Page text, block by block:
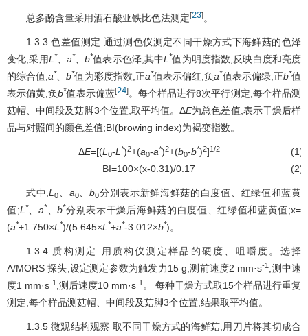
总多酚含量采用酒石酸亚铁比色法测定[23]。
1.3.3 色差值测定 通过测色仪测定不同干燥方式下海鲜菇的色泽
变化,采用L *、 a*、b*值表示色泽,其中L *值为明度指数,反映白度和亮度
的综合值;a* 、b*值为彩度指数,正a*值表示偏红,负a*值表示偏绿,正b*值
表示偏黄,负b*值表示偏蓝[24]。每个样品进行8次平行测定,每个样品测
菇帽、中间段及菇脚3个位置,取平均值。ΔE为总色差值,表示干燥后样
品与对照间的颜色差值;BI(browing index)为褐变指数。
ΔE=[(L 0-L *)2+(a0-a*)2+(b0-b*)2]1/2
(1)
BI=100×(x-0.31)/0.17
(2)
式中,L0 a0、b0分别表示新鲜海鲜菇的白度值、红绿值和蓝黄
值;L *、a* 、b*分别表示干燥后海鲜菇的白度值、红绿值和蓝黄值;x=
(a*+1.750×L *)/(5.645×L *+a*-3.012×b*)。
1.3.4 质构测定 用质构仪测定样品的硬度、咀嚼度。选择
A/MORS 探头,设定测定参数为触发力15 g,测前速度2 mm·s-1 ,测中速
度1 mm·s-1 ,测后速度10 mm·s-1 。 每种干燥方式取15个样品进行重复
测定,每个样品测菇帽、中间段及菇脚3个位置,结果取平均值。
1.3.5 微观结构观察 取不同干燥方式的海鲜菇,用刀片将其切成合